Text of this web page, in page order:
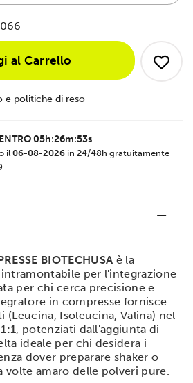
al Carrello
e politiche di reso
05h:26m:53s
il 06-08-2026 in 24/48h gratuitamente
BIOTECHUSA è la
intramontabile per l'integrazione
per chi cerca precisione e
in compresse fornisce
(Leucina, Isoleucina, Valina) nel
, potenziati dall'aggiunta di
ideale per chi desidera i
dover preparare shaker o
volte amaro delle polveri pure.